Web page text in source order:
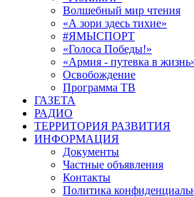
Волшебный мир чтения
«А зори здесь тихие»
#ЯМЫСПОРТ
«Голоса Победы!»
«Армия - путевка в
Освобождение
Программа ТВ
ГАЗЕТА
РАДИО
ТЕРРИТОРИЯ РАЗВИТИЯ
ИНФОРМАЦИЯ
Документы
Частные объявления
Контакты
Политика